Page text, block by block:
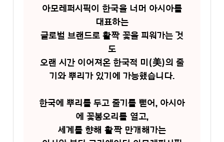
아모레퍼시픽이 한국을 너머 아시아를
대표하는
글로벌 브랜드로 활짝 꽃을 피워가는 것
도
오랜 시간 이어져온 한국적 미(美)의 줄
기와 뿌리가 있기에 가능했습니다.
한국에 뿌리를 두고 줄기를 뻗어, 아시아
에 꽃봉오리를 열고,
세계를 향해 활짝 만개해가는